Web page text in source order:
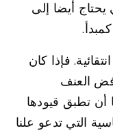
أيضا إلى
فإذا كان
العنف
أن تطبق قيودها
التي تدعو علنا